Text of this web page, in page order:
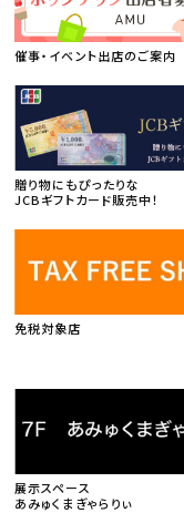
催事・イベント出店のご案内
贈り物にもぴったりな
JCBギフトカード販売中！
免税対象店
展示スペース
あみゅくまぎゃらりぃ